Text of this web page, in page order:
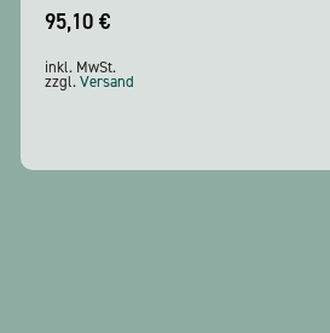
95,10 €
inkl. MwSt.
zzgl.Versand